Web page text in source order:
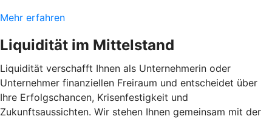
Mehr erfahren
Liquidität im Mittelstand
Liquidität verschafft Ihnen als Unternehmerin oder
Unternehmer finanziellen Freiraum und entscheidet über
Ihre Erfolgschancen, Krisenfestigkeit und
Zukunftsaussichten. Wir stehen Ihnen gemeinsam mit der